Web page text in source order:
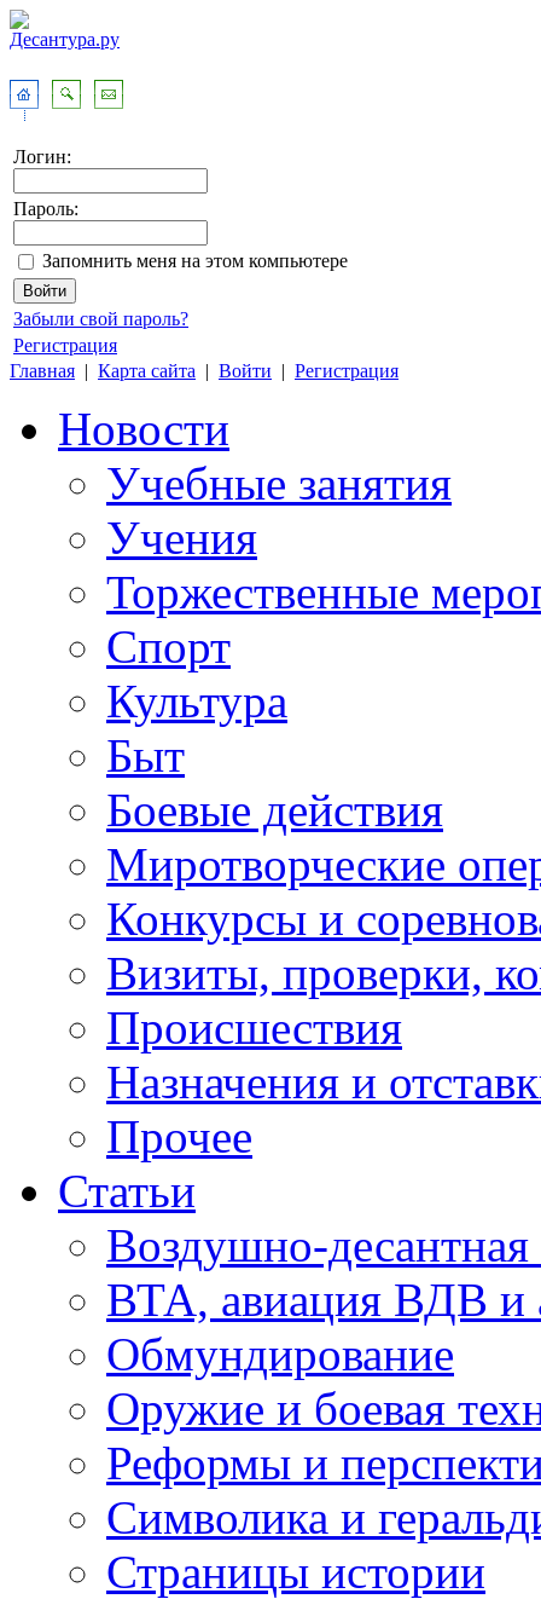
Логин:
Пароль:
Запомнить меня на этом компьютере
Забыли свой пароль?
Регистрация
Главная | Карта сайта | Войти | Регистрация
Новости
Учебные занятия
Учения
Торжественные
Спорт
Культура
Быт
Боевые действия
Миротворческие
Конкурсы и
Визиты, проверки,
Происшествия
Назначения и
Прочее
Статьи
Воздушно-десантная
ВТА, авиация ВДВ и
Обмундирование
Оружие и боевая
Реформы и
Символика и
Страницы истории